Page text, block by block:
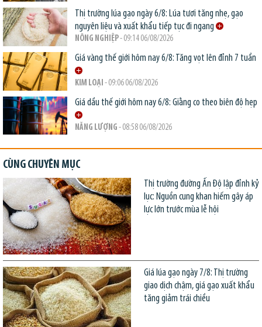
Thị trường lúa gạo ngày 6/8: Lúa tươi tăng nhẹ, gạo
nguyên liệu và xuất khẩu tiếp tục đi ngang
NÔNG NGHIỆP- 09:14 06/08/2026
Giá vàng thế giới hôm nay 6/8: Tăng vọt lên đỉnh 7 tuần
KIM LOẠI - 09:06 06/08/2026
Giá dầu thế giới hôm nay 6/8: Giằng co theo biên độ hẹp
NĂNG LƯỢNG - 08:58 06/08/2026
CÙNG CHUYÊN MỤC
Thị trường đường Ấn Độ lập đỉnh kỷ
lục: Nguồn cung khan hiếm gây áp
lực lớn trước mùa lễ hội
Giá lúa gạo ngày 7/8: Thị trường
giao dịch chậm, giá gạo xuất khẩu
tăng giảm trái chiều